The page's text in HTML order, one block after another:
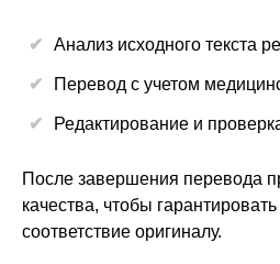
Анализ исходного текста
Перевод с учетом
Редактирование и
После завершения перевода
качества, чтобы гарантировать
соответствие оригиналу.